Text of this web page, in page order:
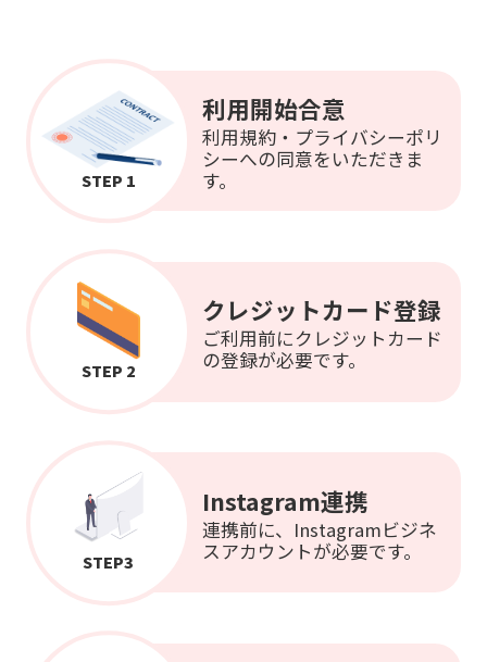
STEP 1
利用開始合意
利用規約・プライバシーポリ
シーへの同意をいただきま
す。
STEP 2
クレジットカード登録
ご利用前にクレジットカード
の登録が必要です。
STEP3
Instagram連携
連携前に、Instagramビジネ
スアカウントが必要です。